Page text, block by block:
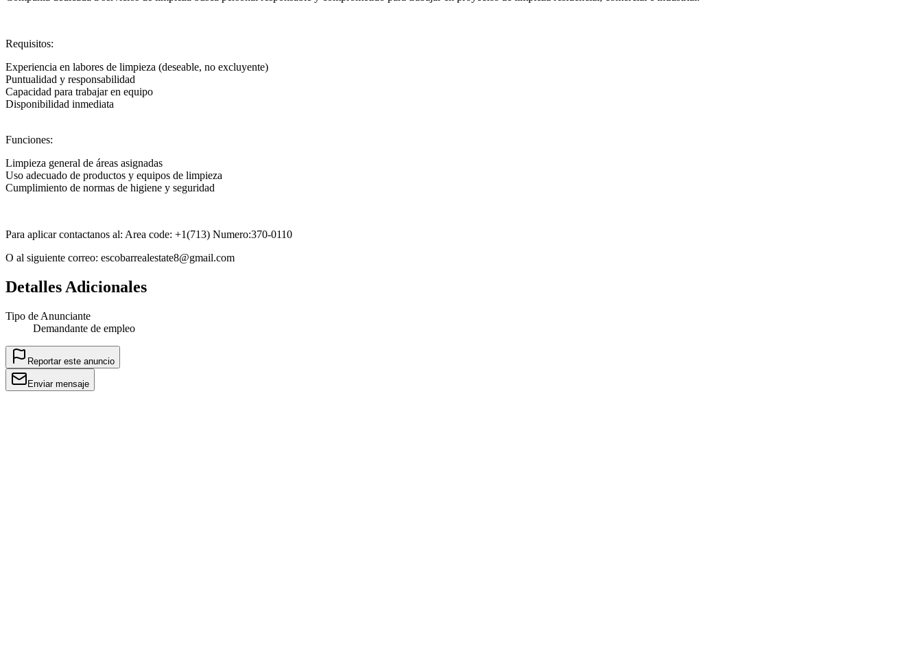
Requisitos:
Experiencia en labores de limpieza (deseable, no excluyente)
Puntualidad y responsabilidad
Capacidad para trabajar en equipo
Disponibilidad inmediata
Funciones:
Limpieza general de áreas asignadas
Uso adecuado de productos y equipos de limpieza
Cumplimiento de normas de higiene y seguridad
Para aplicar contactanos al: Area code: +1(713) Numero:370-0110
O al siguiente correo: escobarrealestate8@gmail.com
Detalles Adicionales
Tipo de Anunciante
Demandante de empleo
Reportar este anuncio
Enviar mensaje